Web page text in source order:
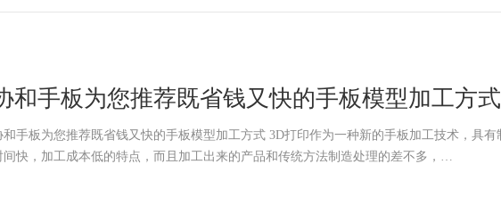
和手板为您推荐既省钱又快的手板模型加工方式
手板为您推荐既省钱又快的手板模型加工方式 3D打印作为一种新的手板加工技术，具有制造
间快，加工成本低的特点，而且加工出来的产品和传统方法制造处理的差不多，…